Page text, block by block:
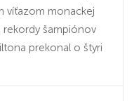
víťazom monackej
rekordy šampiónov
prekonal o štyri